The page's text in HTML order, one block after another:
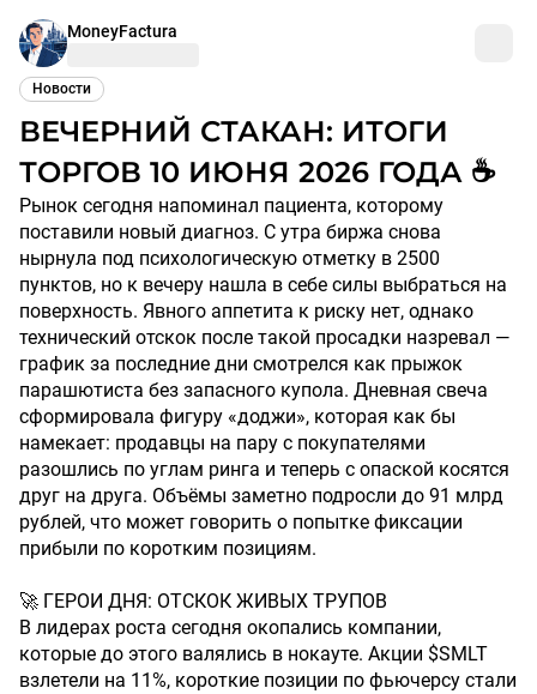
MoneyFactura
Новости
ВЕЧЕРНИЙ СТАКАН: ИТОГИ
ТОРГОВ 10 ИЮНЯ 2026 ГОДА ☕
Рынок сегодня напоминал пациента, которому
поставили новый диагноз. С утра биржа снова
нырнула под психологическую отметку в 2500
пунктов, но к вечеру нашла в себе силы выбраться на
поверхность. Явного аппетита к риску нет, однако
технический отскок после такой просадки назревал —
график за последние дни смотрелся как прыжок
парашютиста без запасного купола. Дневная свеча
сформировала фигуру «доджи», которая как бы
намекает: продавцы на пару с покупателями
разошлись по углам ринга и теперь с опаской косятся
друг на друга. Объёмы заметно подросли до 91 млрд
рублей, что может говорить о попытке фиксации
прибыли по коротким позициям.
🚀 ГЕРОИ ДНЯ: ОТСКОК ЖИВЫХ ТРУПОВ
В лидерах роста сегодня окопались компании,
которые до этого валялись в нокауте. Акции $SMLT
взлетели на 11%, короткие позиции по фьючерсу стали